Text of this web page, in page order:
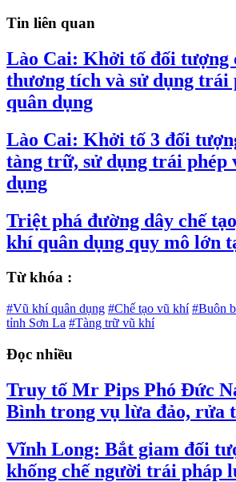
Tin liên quan
Lào Cai: Khởi tố đối tượng
thương tích và sử dụng trái
quân dụng
Lào Cai: Khởi tố 3 đối
tàng trữ, sử dụng trái phép
dụng
Triệt phá đường dây chế
khí quân dụng quy mô lớn
Từ khóa :
#Vũ khí quân dụng #Chế tạo vũ khí #Buôn
tỉnh Sơn La #Tàng trữ vũ khí
Đọc nhiều
Truy tố Mr Pips Phó Đức
Bình trong vụ lừa đảo, rửa
Vĩnh Long: Bắt giam đối
khống chế người trái pháp